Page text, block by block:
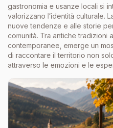
gastronomia e usanze locali si
valorizzano l’identità culturale.
nuove tendenze e alle storie
comunità. Tra antiche tradizioni
contemporanee, emerge un
di raccontare il territorio non
attraverso le emozioni e le